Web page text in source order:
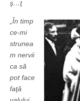
ş…ţ
„În timp
ce-mi
strunea
m nervii
ca să
pot face
faţă